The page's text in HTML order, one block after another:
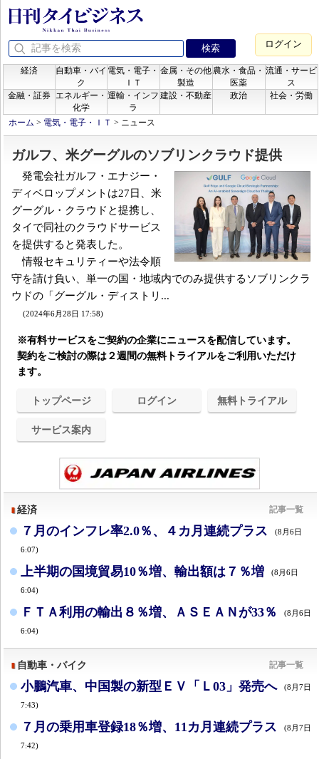
ログイン
経済
自動車・バイ
ク
電気・電子・
ＩＴ
金属・その他
製造
農水・食品・
医薬
流通・サービ
ス
金融・証券
エネルギー・
化学
運輸・インフ
ラ
建設・不動産 政治 社会・労働
ホーム > 電気・電子・ＩＴ > ニュース
ガルフ、米グーグルのソブリンクラウド提供
発電会社ガルフ・エナジー・
ディベロップメントは27日、米
グーグル・クラウドと提携し、
タイで同社のクラウドサービス
を提供すると発表した。
情報セキュリティーや法令順
守を請け負い、単一の国・地域内でのみ提供するソブリンクラ
ウドの「グーグル・ディストリ...
(2024年6月28日 17:58)
※有料サービスをご契約の企業にニュースを配信しています。
契約をご検討の際は２週間の無料トライアルをご利用いただけ
ます。
トップページ ログイン 無料トライアル
サービス案内
経済 記事一覧
７月のインフレ率2.0％、４カ月連続プラス (8月6日
6:07)
上半期の国境貿易10％増、輸出額は７％増 (8月6日
6:04)
ＦＴＡ利用の輸出８％増、ＡＳＥＡＮが33％ (8月6日
6:04)
自動車・バイク 記事一覧
小鵬汽車、中国製の新型ＥＶ「Ｌ03」発売へ (8月7日
7:43)
７月の乗用車登録18％増、11カ月連続プラス (8月7日
7:42)